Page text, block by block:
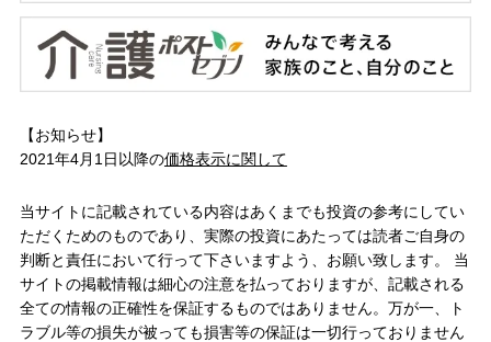
【お知らせ】
2021年4月1日以降の価格表示に関して
当サイトに記載されている内容はあくまでも投資の参考にしてい
ただくためのものであり、実際の投資にあたっては読者ご自身の
判断と責任において行って下さいますよう、お願い致します。 当
サイトの掲載情報は細心の注意を払っておりますが、記載される
全ての情報の正確性を保証するものではありません。万が一、ト
ラブル等の損失が被っても損害等の保証は一切行っておりません